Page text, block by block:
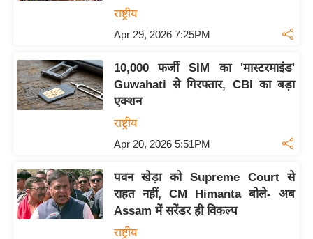
राष्ट्रीय
Apr 29, 2026 7:25PM
10,000 फर्जी SIM का 'मास्टरमाइंड'
Guwahati से गिरफ्तार, CBI का बड़ा
एक्शन
राष्ट्रीय
Apr 20, 2026 5:51PM
पवन खेड़ा को Supreme Court से
राहत नहीं, CM Himanta बोले- अब
Assam में सरेंडर ही विकल्प
राष्ट्रीय